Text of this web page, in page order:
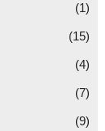
(1)
(15)
(4)
(7)
(9)